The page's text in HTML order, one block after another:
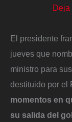
Deja
El presidente
jueves que
ministro para
destituido por el
momentos en
su salida del